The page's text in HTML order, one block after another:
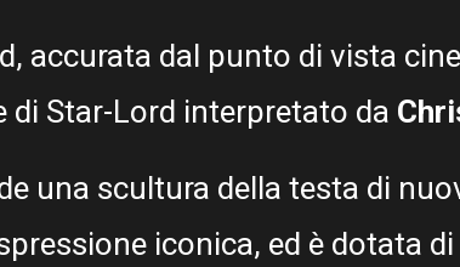
accurata dal punto di vista
di Star-Lord interpretato da
una scultura della testa di
iconica, ed è dotata di